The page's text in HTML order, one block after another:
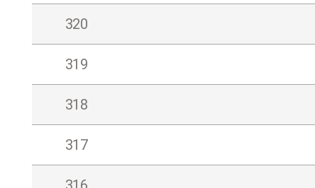
320
319
318
317